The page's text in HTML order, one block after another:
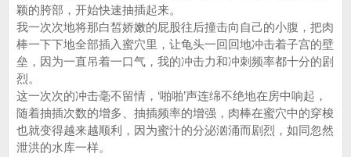
颖的胯部，开始快速抽插起来。
我一次次地将那白皙娇嫩的屁股往后撞击向自己的小腹，把肉
棒一下下地全部插入蜜穴里，让龟头一回回地冲击着子宫的壁
垒，因为一直吊着一口气，我的冲击力和冲刺频率都十分的剧
烈。
这一次次的冲击毫不留情，‘啪啪’声连绵不绝地在房中响起，
随着抽插次数的增多、抽插频率的增强，肉棒在蜜穴中的穿梭
也就变得越来越顺利，因为蜜汁的分泌汹涌而剧烈，如同忽然
泄洪的水库一样。